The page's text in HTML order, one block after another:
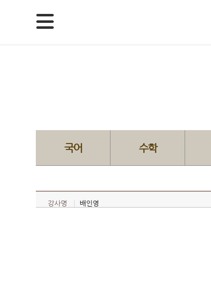
국어 수학
강사명 배인영